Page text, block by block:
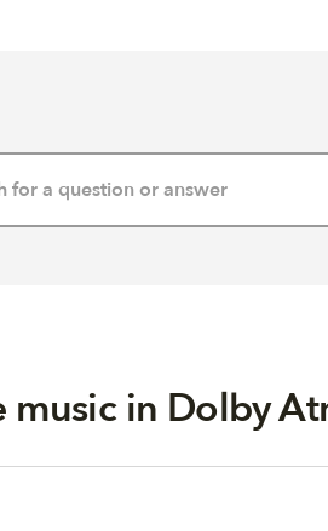
in Dolby